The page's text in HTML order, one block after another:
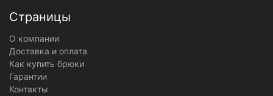
Страницы
О компании
Доставка и оплата
Как купить брюки
Гарантии
Контакты